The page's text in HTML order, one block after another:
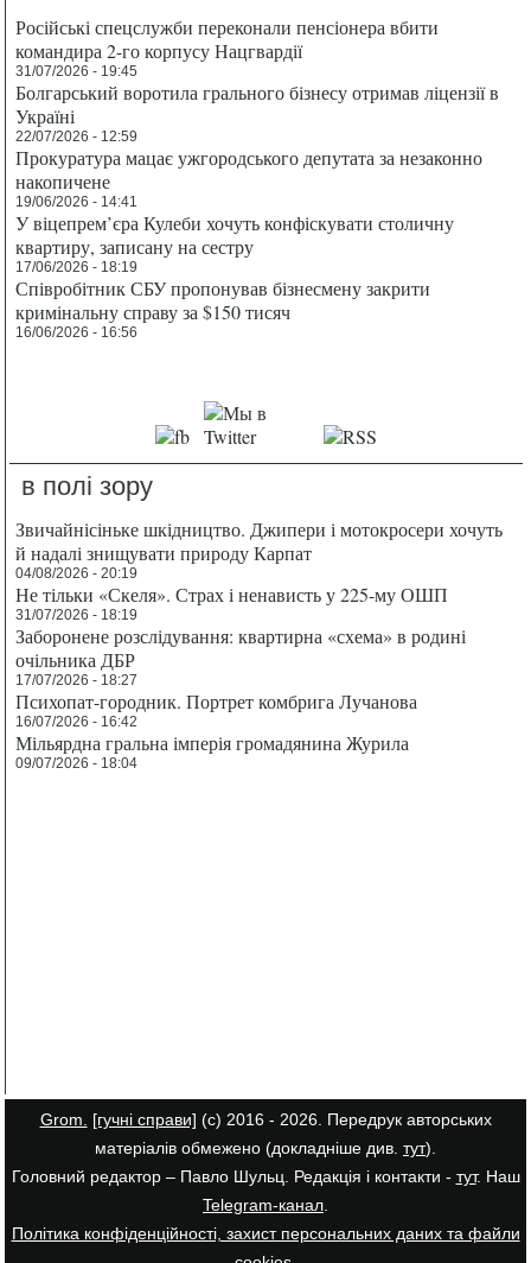
Російські спецслужби переконали пенсіонера вбити
командира 2-го корпусу Нацгвардії
31/07/2026 - 19:45
Болгарський воротила грального бізнесу отримав ліцензії в
Україні
22/07/2026 - 12:59
Прокуратура мацає ужгородського депутата за незаконно
накопичене
19/06/2026 - 14:41
У віцепрем’єра Кулеби хочуть конфіскувати столичну
квартиру, записану на сестру
17/06/2026 - 18:19
Співробітник СБУ пропонував бізнесмену закрити
кримінальну справу за $150 тисяч
16/06/2026 - 16:56
в полі зору
Звичайнісіньке шкідництво. Джипери і мотокросери хочуть
й надалі знищувати природу Карпат
04/08/2026 - 20:19
Не тільки «Скеля». Страх і ненависть у 225-му ОШП
31/07/2026 - 18:19
Заборонене розслідування: квартирна «схема» в родині
очільника ДБР
17/07/2026 - 18:27
Психопат-городник. Портрет комбрига Лучанова
16/07/2026 - 16:42
Мільярдна гральна імперія громадянина Журила
09/07/2026 - 18:04
Grom. [гучні справи] (с) 2016 - 2026. Передрук авторських
матеріалів обмежено (докладніше див. тут).
Головний редактор – Павло Шульц. Редакція і контакти - тут. Наш
Telegram-канал.
Політика конфіденційності, захист персональних даних та файли